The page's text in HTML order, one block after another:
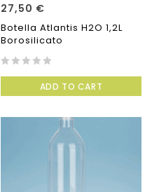
27,50 €
Botella Atlantis H2O 1,2L
Borosilicato
of
ADD TO CART